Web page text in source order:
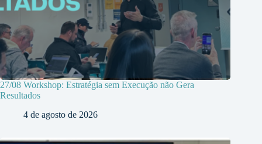
27/08 Workshop: Estratégia sem Execução não Gera
Resultados
4 de agosto de 2026